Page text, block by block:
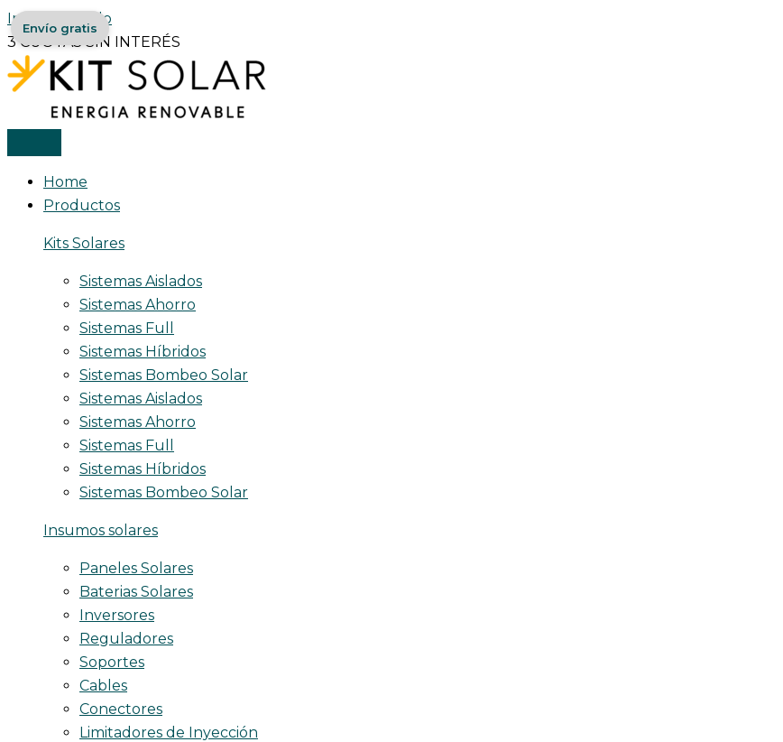
Ir al contenido
3 CUOTAS SIN INTERÉS
Home
Productos
Kits Solares
Sistemas Aislados
Sistemas Ahorro
Sistemas Full
Sistemas Híbridos
Sistemas Bombeo Solar
Sistemas Aislados
Sistemas Ahorro
Sistemas Full
Sistemas Híbridos
Sistemas Bombeo Solar
Insumos solares
Paneles Solares
Baterias Solares
Inversores
Reguladores
Soportes
Cables
Conectores
Limitadores de Inyección
Envío gratis